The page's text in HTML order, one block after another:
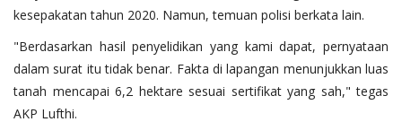
kesepakatan tahun 2020. Namun, temuan polisi berkata lain.
"Berdasarkan hasil penyelidikan yang kami dapat, pernyataan
dalam surat itu tidak benar. Fakta di lapangan menunjukkan luas
tanah mencapai 6,2 hektare sesuai sertifikat yang sah," tegas
AKP Lufthi.